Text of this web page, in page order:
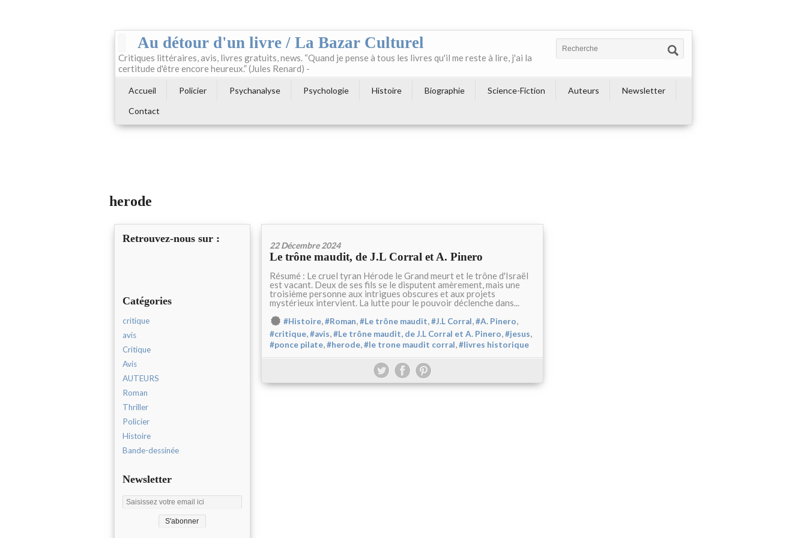
Au détour d'un livre / La Bazar Culturel
Critiques littéraires, avis, livres gratuits, news. “Quand je pense à tous les livres qu'il me reste à lire, j'ai la
certitude d'être encore heureux.” (Jules Renard) -
Accueil Policier Psychanalyse Psychologie Histoire Biographie Science-Fiction Auteurs
Newsletter
Contact
herode
Retrouvez-nous sur :
Catégories
critique
avis
Critique
Avis
AUTEURS
Roman
Thriller
Policier
Histoire
Bande-dessinée
Newsletter
22 Décembre 2024
Le trône maudit, de J.L Corral et A. Pinero
Résumé : Le cruel tyran Hérode le Grand meurt et le trône d'Israël
est vacant. Deux de ses fils se le disputent amèrement, mais une
troisième personne aux intrigues obscures et aux projets
mystérieux intervient. La lutte pour le pouvoir déclenche dans...
#Histoire,#Roman,#Le trône maudit,#J.L Corral,#A. Pinero,
#critique,#avis,#Le trône maudit, de J.L Corral et A. Pinero,#jesus,
#ponce pilate,#herode,#le trone maudit corral,#livres historique